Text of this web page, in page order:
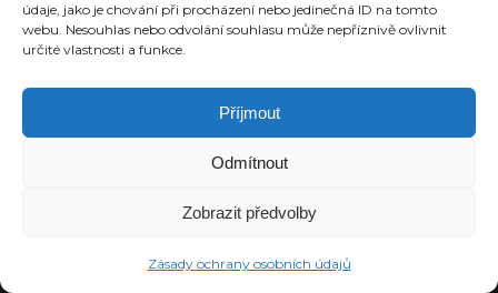
údaje, jako je chování při procházení nebo jedinečná ID na tomto
webu. Nesouhlas nebo odvolání souhlasu může nepříznivě ovlivnit
určité vlastnosti a funkce.
Příjmout
Odmítnout
Zobrazit předvolby
Zásady ochrany osobních údajů